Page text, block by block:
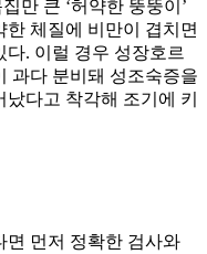
만 큰 ‘허약한 뚱뚱이’
체질에 비만이 겹치면
. 이럴 경우 성장호르
과다 분비돼 성조숙증을
다고 착각해 조기에 키
면 먼저 정확한 검사와